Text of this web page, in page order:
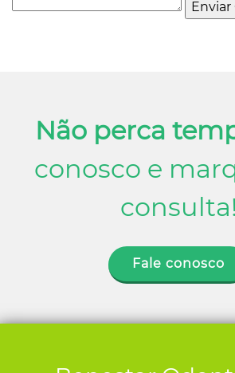
Não perca
conosco e
consulta!
Fale conosco